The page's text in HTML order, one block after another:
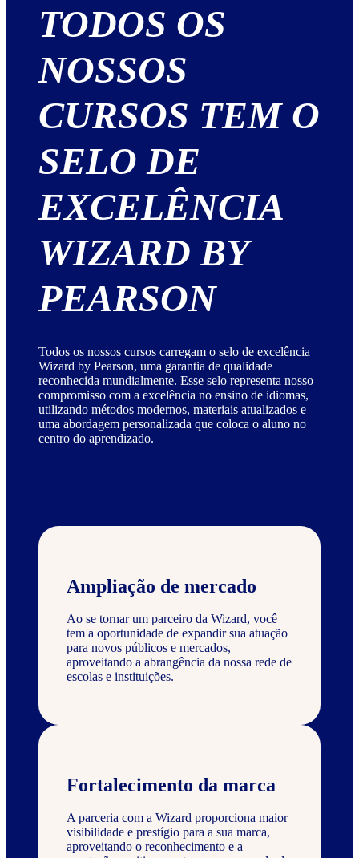
TODOS OS
NOSSOS
CURSOS TEM O
SELO DE
EXCELÊNCIA
WIZARD BY
PEARSON
Todos os nossos cursos carregam o selo de excelência
Wizard by Pearson, uma garantia de qualidade
reconhecida mundialmente. Esse selo representa nosso
compromisso com a excelência no ensino de idiomas,
utilizando métodos modernos, materiais atualizados e
uma abordagem personalizada que coloca o aluno no
centro do aprendizado.
Ampliação de mercado
Ao se tornar um parceiro da Wizard, você
tem a oportunidade de expandir sua atuação
para novos públicos e mercados,
aproveitando a abrangência da nossa rede de
escolas e instituições.
Fortalecimento da marca
A parceria com a Wizard proporciona maior
visibilidade e prestígio para a sua marca,
aproveitando o reconhecimento e a